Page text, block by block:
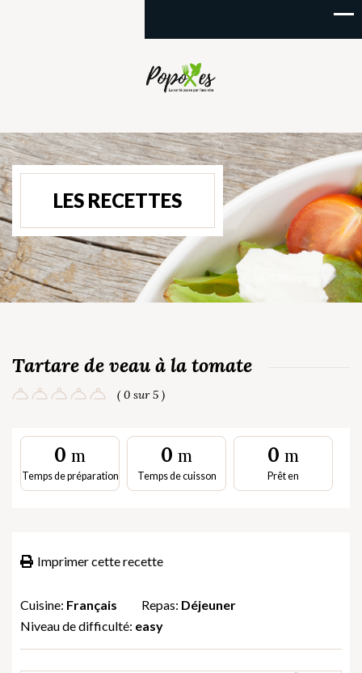
LES RECETTES
Tartare de veau à la tomate
( 0 sur 5 )
0m
Temps de préparation
0m
Temps de cuisson
0m
Prêt en
Imprimer cette recette
Cuisine: Français Repas: Déjeuner
Niveau de difficulté: easy